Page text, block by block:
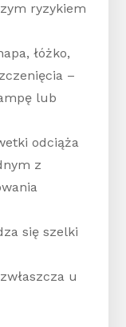
ryzykiem
łóżko,
–
lub
odciąża
z
się szelki
zwłaszcza u